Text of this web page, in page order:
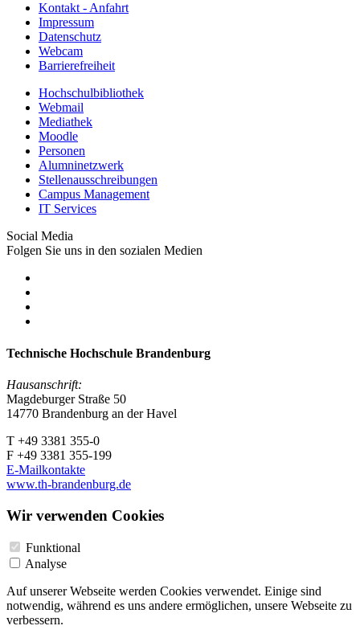
Kontakt - Anfahrt
Impressum
Datenschutz
Webcam
Barrierefreiheit
Hochschulbibliothek
Webmail
Mediathek
Moodle
Personen
Alumninetzwerk
Stellenausschreibungen
Campus Management
IT Services
Social Media
Folgen Sie uns in den sozialen Medien
Technische Hochschule Brandenburg
Hausanschrift:
Magdeburger Straße 50
14770 Brandenburg an der Havel
T +49 3381 355-0
F +49 3381 355-199
E-Mailkontakte
www.th-brandenburg.de
Wir verwenden Cookies
Funktional
Analyse
Auf unserer Webseite werden Cookies verwendet. Einige sind
notwendig, während es uns andere ermöglichen, unsere Webseite zu
verbessern.